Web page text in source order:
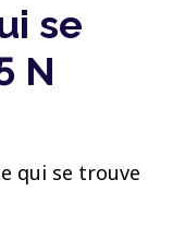
se
N
qui se trouve